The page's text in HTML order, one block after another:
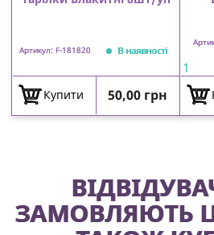
Артикул: F-181820 В наявності
Купити Ціна
50,00 грн
1
ЗАМОВЛЯЮТЬ